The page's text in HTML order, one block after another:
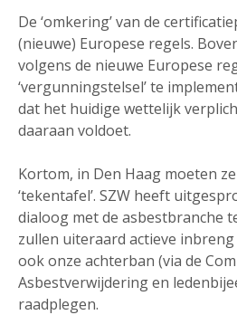
De ‘omkering’ van de
(nieuwe) Europese regels.
volgens de nieuwe Europese
‘vergunningstelsel’ te
dat het huidige wettelijk
daaraan voldoet.
Kortom, in Den Haag moeten
‘tekentafel’. SZW heeft
dialoog met de asbestbranche
zullen uiteraard actieve
ook onze achterban (via de
Asbestverwijdering en
raadplegen.